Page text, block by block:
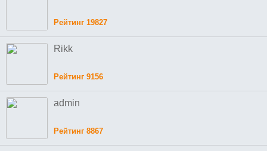
Рейтинг 19827
Rikk
Рейтинг 9156
admin
Рейтинг 8867